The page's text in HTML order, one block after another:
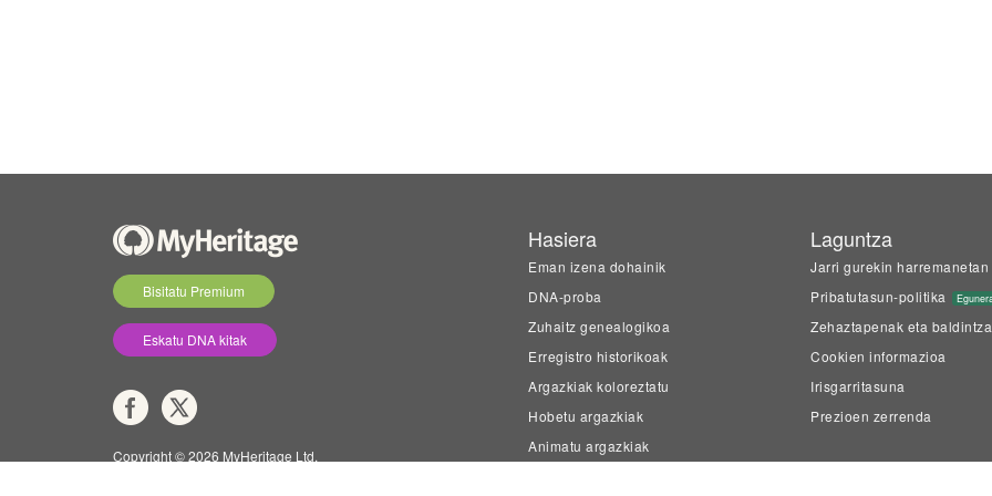
Bisitatu Premium
Eskatu DNA kitak
Copyright © 2026 MyHeritage Ltd.
Hasiera
Eman izena dohainik
DNA-proba
Zuhaitz genealogikoa
Erregistro historikoak
Argazkiak koloreztatu
Hobetu argazkiak
Animatu argazkiak
Laguntza
Jarri gurekin harremanetan
Pribatutasun-politika
Zehaztapenak eta
Cookien informazioa
Irisgarritasuna
Prezioen zerrenda